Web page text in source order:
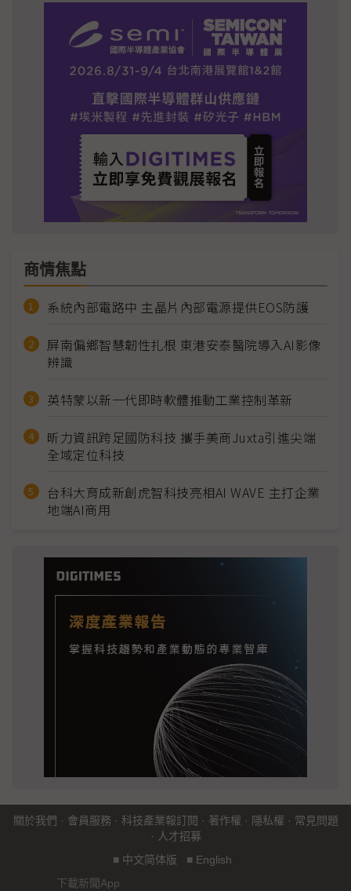
商情焦點
系統內部電路中 主晶片內部電源提供EOS防護
屏南偏鄉智慧韌性扎根 東港安泰醫院導入AI影像
辨識
英特蒙以新一代即時軟體推動工業控制革新
昕力資訊跨足國防科技 攜手美商Juxta引進尖端
全域定位科技
台科大育成新創虎智科技亮相AI WAVE 主打企業
地端AI商用
關於我們 · 會員服務 · 科技產業報訂閱 · 著作權 · 隱私權 · 常見問題
· 人才招募
■ 中文简体版 ■ English
下載新聞App